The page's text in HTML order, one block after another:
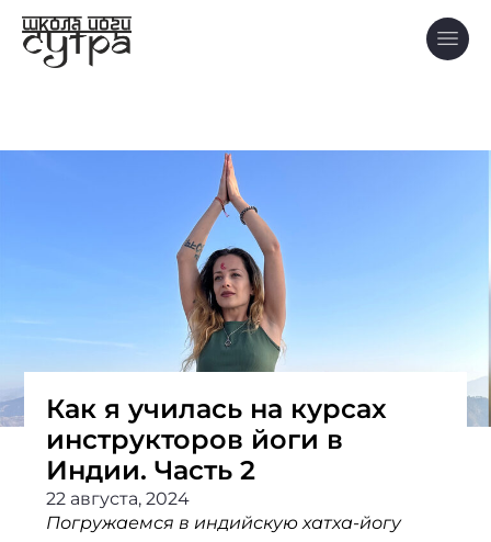
Как я училась на курсах
инструкторов йоги в
Индии. Часть 2
22 августа, 2024
Погружаемся в индийскую хатха-йогу